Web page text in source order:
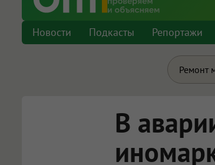
Новости Подкасты Репортажи
Ремонт
В